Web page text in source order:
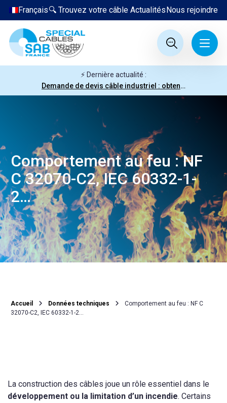
Nous rejoindre
Actualités
🔍 Trouvez votre câble
Français
⚡ Dernière actualité :
Demande de devis câble industriel : obtenez votre prix en quelques clics
Comportement au feu : NF
C 32070-C2, IEC 60332-1-
2…
Accueil Données techniques
Comportement au feu : NF C
32070-C2, IEC 60332-1-2…
La construction des câbles joue un rôle essentiel dans le
développement ou la limitation d’un incendie. Certains